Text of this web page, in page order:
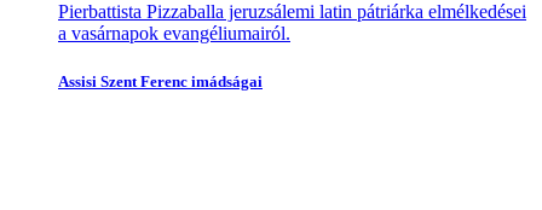
Pierbattista Pizzaballa jeruzsálemi latin pátriárka elmélkedései
a vasárnapok evangéliumairól.
Assisi Szent Ferenc imádságai